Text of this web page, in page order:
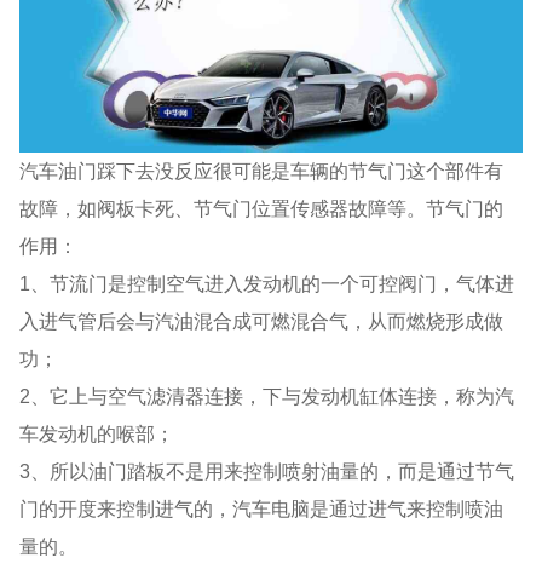
汽车油门踩下去没反应很可能是车辆的节气门这个部件有
故障，如阀板卡死、节气门位置传感器故障等。节气门的
作用：
1、节流门是控制空气进入发动机的一个可控阀门，气体进
入进气管后会与汽油混合成可燃混合气，从而燃烧形成做
功；
2、它上与空气滤清器连接，下与发动机缸体连接，称为汽
车发动机的喉部；
3、所以油门踏板不是用来控制喷射油量的，而是通过节气
门的开度来控制进气的，汽车电脑是通过进气来控制喷油
量的。